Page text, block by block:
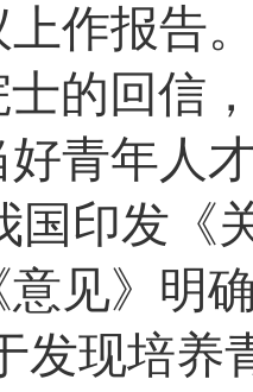
上作报告
的回信
青年人
国印发《
见》明
发现培